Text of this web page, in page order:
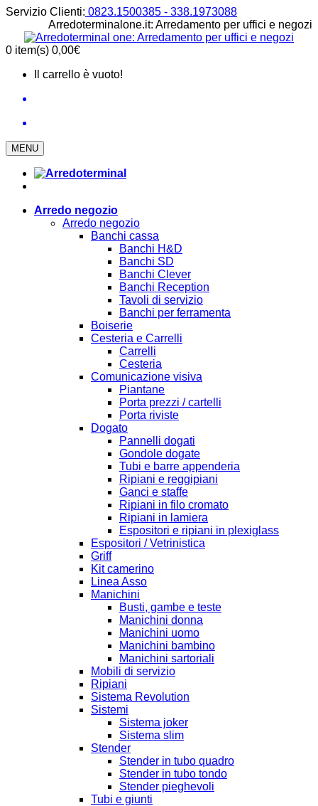
Servizio Clienti: 0823.1500385 - 338.1973088
Arredoterminalone.it: Arredamento per uffici e negozi
0 item(s) 0,00€
Il carrello è vuoto!
MENU
Arredo negozio
Arredo negozio
Banchi cassa
Banchi H&D
Banchi SD
Banchi Clever
Banchi Reception
Tavoli di servizio
Banchi per ferramenta
Boiserie
Cesteria e Carrelli
Carrelli
Cesteria
Comunicazione visiva
Piantane
Porta prezzi / cartelli
Porta riviste
Dogato
Pannelli dogati
Gondole dogate
Tubi e barre appenderia
Ripiani e reggipiani
Ganci e staffe
Ripiani in filo cromato
Ripiani in lamiera
Espositori e ripiani in plexiglass
Espositori / Vetrinistica
Griff
Kit camerino
Linea Asso
Manichini
Busti, gambe e teste
Manichini donna
Manichini uomo
Manichini bambino
Manichini sartoriali
Mobili di servizio
Ripiani
Sistema Revolution
Sistemi
Sistema joker
Sistema slim
Stender
Stender in tubo quadro
Stender in tubo tondo
Stender pieghevoli
Tubi e giunti